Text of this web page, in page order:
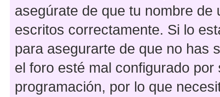
asegúrate de que tu nombre
escritos correctamente. Si lo
para asegurarte de que no has
el foro esté mal configurado
programación, por lo que